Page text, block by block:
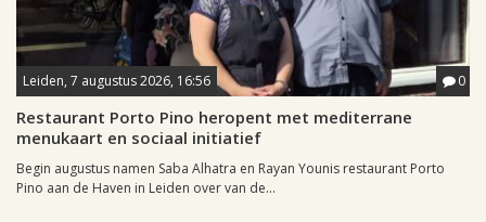
Leiden, 7 augustus 2026, 16:56 0
Restaurant Porto Pino heropent met mediterrane
menukaart en sociaal initiatief
Begin augustus namen Saba Alhatra en Rayan Younis restaurant Porto
Pino aan de Haven in Leiden over van de...